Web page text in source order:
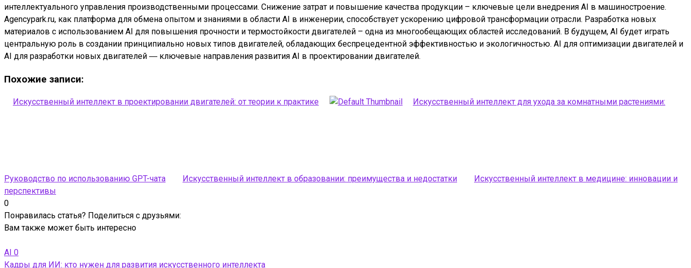
интеллектуального управления производственными процессами. Снижение затрат и повышение качества продукции – ключевые цели внедрения AI в машиностроение.
Agencypark.ru, как платформа для обмена опытом и знаниями в области AI в инженерии, способствует ускорению цифровой трансформации отрасли. Разработка новых
материалов с использованием AI для повышения прочности и термостойкости двигателей – одна из многообещающих областей исследований. В будущем, AI будет играть
центральную роль в создании принципиально новых типов двигателей, обладающих беспрецедентной эффективностью и экологичностью. AI для оптимизации двигателей и
AI для разработки новых двигателей ― ключевые направления развития AI в проектировании двигателей.
Похожие записи:
Искусственный интеллект в проектировании двигателей: от теории к практике Искусственный интеллект для ухода за комнатными растениями:
Руководство по использованию GPT-чата Искусственный интеллект в образовании: преимущества и недостатки
Искусственный интеллект в медицине: инновации и
перспективы
0
Понравилась статья? Поделиться с друзьями:
Вам также может быть интересно
AI 0
Кадры для ИИ: кто нужен для развития искусственного интеллекта